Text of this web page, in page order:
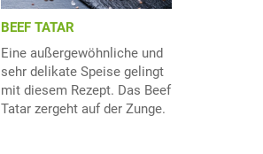
BEEF TATAR
Eine außergewöhnliche und
sehr delikate Speise gelingt
mit diesem Rezept. Das Beef
Tatar zergeht auf der Zunge.